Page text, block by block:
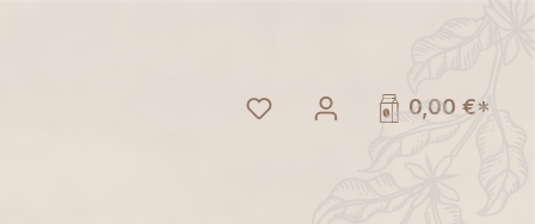
Du hast 0 Produkte auf
0,00 €*